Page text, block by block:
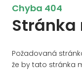
Chyba 404
Stránka
Požadovaná
že by tato stránka